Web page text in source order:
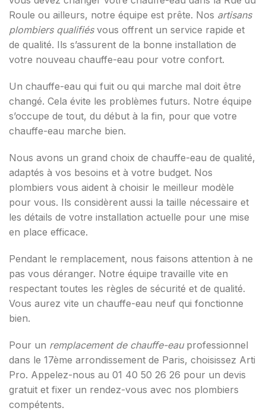
Roule ou ailleurs, notre équipe est prête. Nos artisans
plombiers qualifiésvous offrent un service rapide et
de qualité. Ils s’assurent de la bonne installation de
votre nouveau chauffe-eau pour votre confort.
Un chauffe-eau qui fuit ou qui marche mal doit être
changé. Cela évite les problèmes futurs. Notre équipe
s’occupe de tout, du début à la fin, pour que votre
chauffe-eau marche bien.
Nous avons un grand choix de chauffe-eau de qualité,
adaptés à vos besoins et à votre budget. Nos
plombiers vous aident à choisir le meilleur modèle
pour vous. Ils considèrent aussi la taille nécessaire et
les détails de votre installation actuelle pour une mise
en place efficace.
Pendant le remplacement, nous faisons attention à ne
pas vous déranger. Notre équipe travaille vite en
respectant toutes les règles de sécurité et de qualité.
Vous aurez vite un chauffe-eau neuf qui fonctionne
bien.
Pour un remplacement de chauffe-eauprofessionnel
dans le 17ème arrondissement de Paris, choisissez Arti
Pro. Appelez-nous au 01 40 50 26 26 pour un devis
gratuit et fixer un rendez-vous avec nos plombiers
compétents.